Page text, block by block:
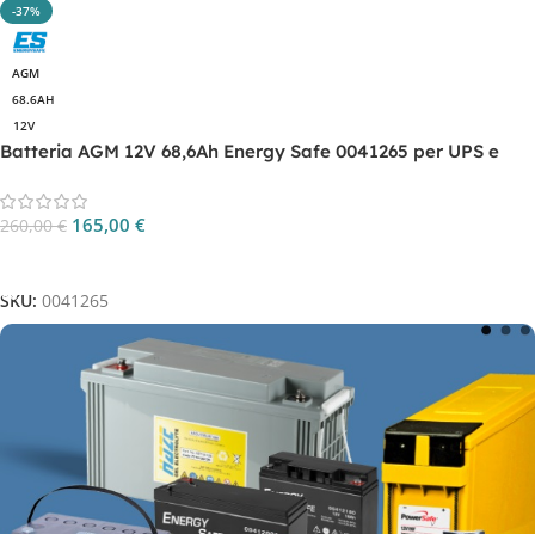
-37%
AGM
68.6AH
12V
Batteria AGM 12V 68,6Ah Energy Safe 0041265 per UPS e
260,00€ 165,00 €
SKU: 0041265